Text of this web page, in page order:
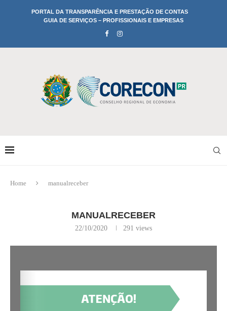
PORTAL DA TRANSPARÊNCIA E PRESTAÇÃO DE CONTAS
GUIA DE SERVIÇOS – PROFISSIONAIS E EMPRESAS
Home manualreceber
MANUALRECEBER
22/10/2020 291 views